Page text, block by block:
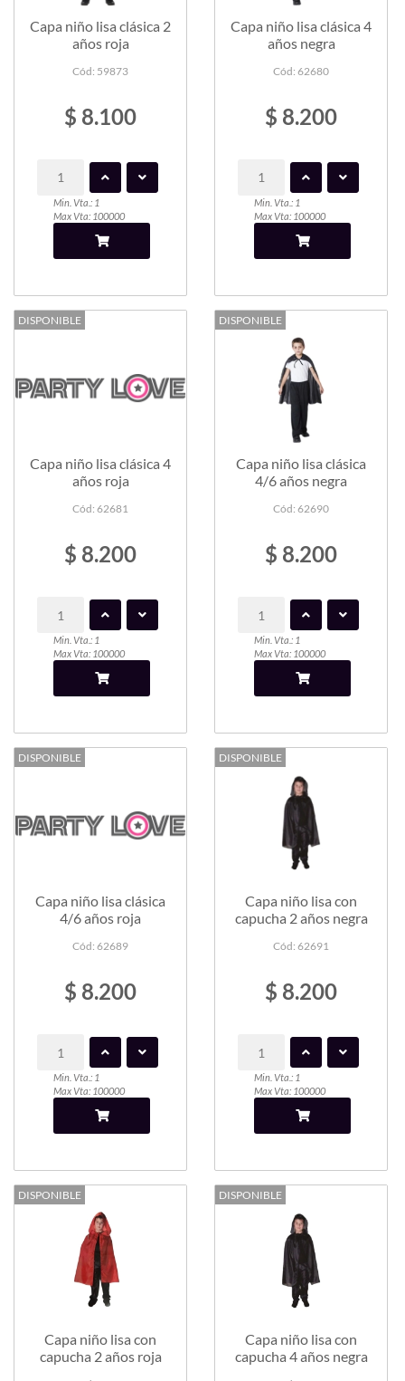
Capa niño lisa clásica 2
años roja
Cód: 59873
$ 8.100
Min. Vta.: 1
Max Vta: 100000
Capa niño lisa clásica 4
años negra
Cód: 62680
$ 8.200
Min. Vta.: 1
Max Vta: 100000
DISPONIBLE
Capa niño lisa clásica 4
años roja
Cód: 62681
$ 8.200
Min. Vta.: 1
Max Vta: 100000
DISPONIBLE
Capa niño lisa clásica
4/6 años negra
Cód: 62690
$ 8.200
Min. Vta.: 1
Max Vta: 100000
DISPONIBLE
Capa niño lisa clásica
4/6 años roja
Cód: 62689
$ 8.200
Min. Vta.: 1
Max Vta: 100000
DISPONIBLE
Capa niño lisa con
capucha 2 años negra
Cód: 62691
$ 8.200
Min. Vta.: 1
Max Vta: 100000
DISPONIBLE
Capa niño lisa con
capucha 2 años roja
DISPONIBLE
Capa niño lisa con
capucha 4 años negra